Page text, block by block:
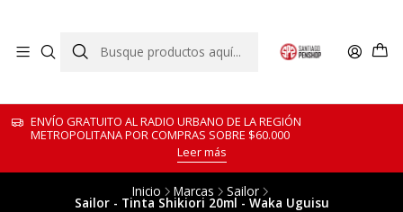
ENVÍO GRATUITO AL RADIO URBANO DE LA REGIÓN
METROPOLITANA POR COMPRAS SOBRE $60.000
Leer más
Inicio Marcas Sailor
Sailor - Tinta Shikiori 20ml - Waka Uguisu